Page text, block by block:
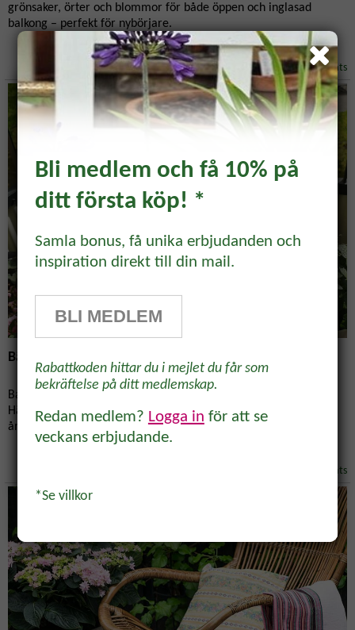
grönsaker, örter och blommor för både öppen och inglasad
balkong – perfekt för nybörjare.
Inspiration/Balkong & Uteplats
Bästa tipsen för odling och uteliv på balkongen
Balkongen är en oas, en mysig plats för odling och avkoppling.
Här är bästa tipsen för att skapa ett lättskött paradis i miniatyr -
året om!
Inspiration/Balkong & Uteplats
Prenumerera och få 10%
rabatt!
få 10% rabatt på ett köp* Tips,
inkorgen.
Bli medlem och få 10% på
ditt första köp! *
Samla bonus, få unika erbjudanden och
inspiration direkt till din mail.
BLI MEDLEM
Rabattkoden hittar du i mejlet du får som
bekräftelse på ditt medlemskap.
Redan medlem? Logga in för att se
veckans erbjudande.
*Se villkor